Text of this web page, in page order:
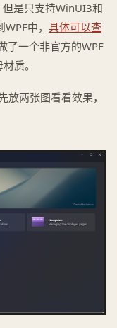
是只支持WinUI3和
中， 具体可以查
了一个非官方的WPF
质。
放两张图看看效果，